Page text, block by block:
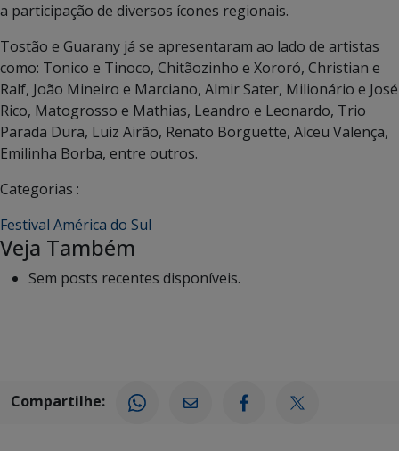
a participação de diversos ícones regionais.
Tostão e Guarany já se apresentaram ao lado de artistas
como: Tonico e Tinoco, Chitãozinho e Xororó, Christian e
Ralf, João Mineiro e Marciano, Almir Sater, Milionário e José
Rico, Matogrosso e Mathias, Leandro e Leonardo, Trio
Parada Dura, Luiz Airão, Renato Borguette, Alceu Valença,
Emilinha Borba, entre outros.
Categorias :
Festival América do Sul
Veja Também
Sem posts recentes disponíveis.
Compartilhe: